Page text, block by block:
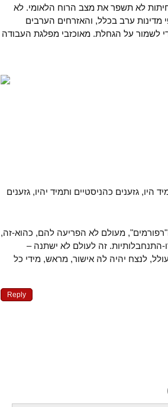
לא תשפר את מצב הרוח הלאומי. לא
מדינות ערב בכלל, והאזרחים הערבים
לשמור על הגחלת. מאוכזבי מפלגת העבודה
גזענים כהניסטיים ותמיד יהיו, גזענים
מעולם לא הפריעה להם, כהוא-זה,
התנחבלותיות. זה לעולם לא ישתנה –
לנצח יהיה להּ אישור, מראש, מידי כל
Reply